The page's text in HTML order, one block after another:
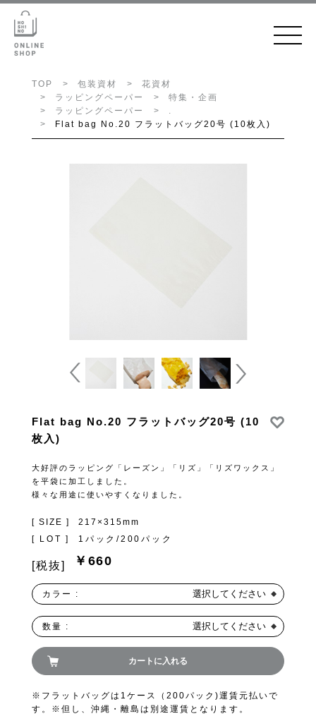
TOP 包装資材
花資材
ラッピングペーパー
特集・企画
ラッピングペーパー
.
Flat bag No.20 フラットバッグ20号 (10枚入)
Flat bag No.20 フラットバッグ20号 (10
枚入)
大好評のラッピング「レーズン」「リズ」「リズワックス」
を平袋に加工しました。
様々な用途に使いやすくなりました。
[ SIZE ]
217×315mm
[ LOT ]
1パック/200パック
￥660
[税抜]
カラー : 選択してください
数量 : 選択してください
カートに入れる
※フラットバッグは1ケース（200パック)運賃元払いで
す。※但し、沖縄・離島は別途運賃となります。
お買い物を続ける